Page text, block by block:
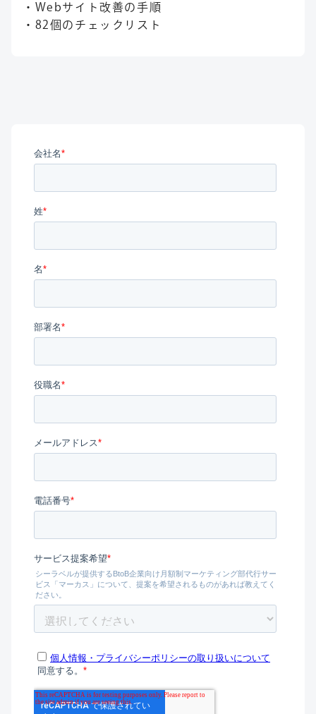
・Webサイト改善の手順
・82個のチェックリスト